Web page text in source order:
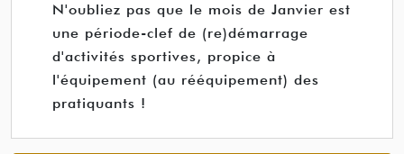
N'oubliez pas que le mois de Janvier est
une période-clef de (re)démarrage
d'activités sportives, propice à
l'équipement (au rééquipement) des
pratiquants !